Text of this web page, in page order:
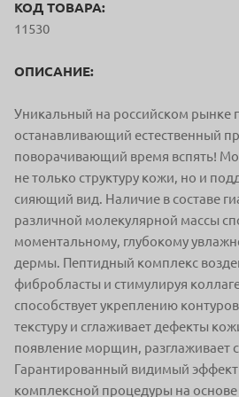
КОД ТОВАРА:
11530
ОПИСАНИЕ:
Уникальный на российском рынке
останавливающий естественный
поворачивающий время вспять!
не только структуру кожи, но и
сияющий вид. Наличие в составе
различной молекулярной массы
моментальному, глубокому
дермы. Пептидный комплекс
фибробласты и стимулируя
способствует укреплению
текстуру и сглаживает дефекты
появление морщин, разглаживает
Гарантированный видимый эффект
комплексной процедуры на